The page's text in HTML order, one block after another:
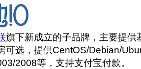
旗下新成立的子品牌，主要提
可选，提供CentOS/Debian/
2008等，支持支付宝付款。